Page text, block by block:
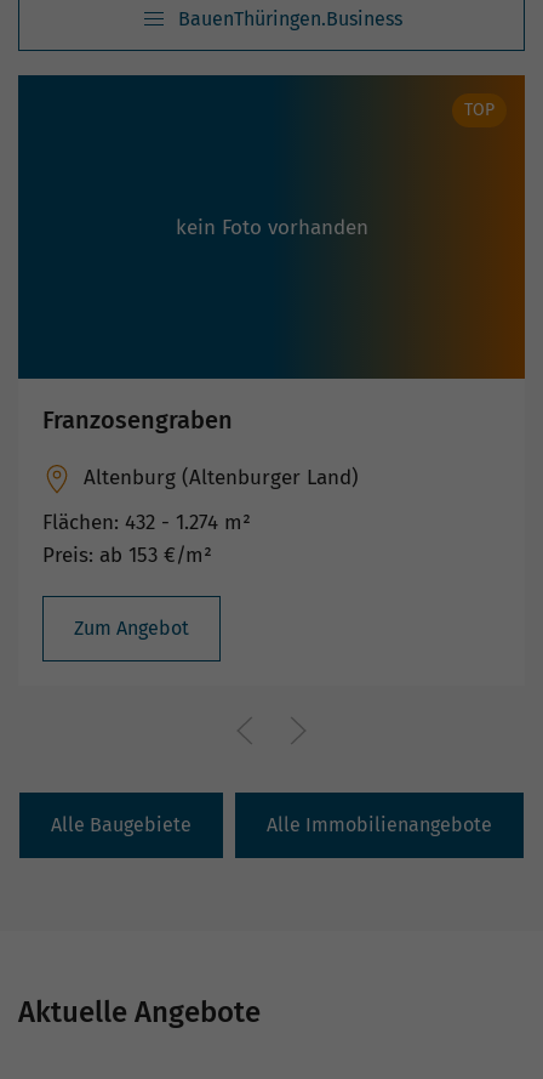
BauenThüringen.Business
kein Foto vorhanden
TOP
Franzosengraben
Altenburg (Altenburger Land)
Flächen: 432 - 1.274 m²
Preis: ab 153 €/m²
Zum Angebot
Alle Baugebiete Alle Immobilienangebote
Aktuelle Angebote